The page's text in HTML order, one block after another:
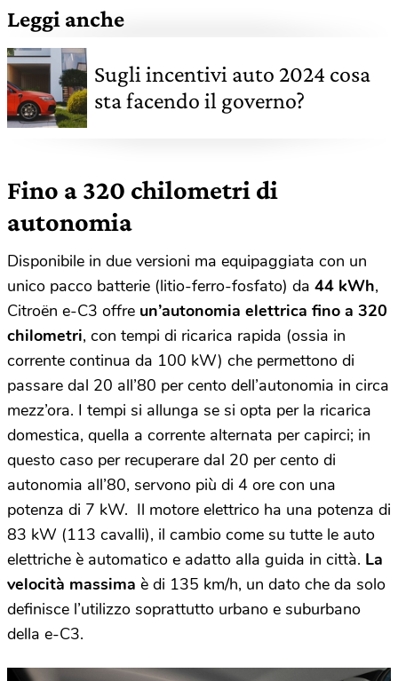
Leggi anche
Sugli incentivi auto 2024 cosa
sta facendo il governo?
Fino a 320 chilometri di
autonomia
Disponibile in due versioni ma equipaggiata con un
unico pacco batterie (litio-ferro-fosfato) da 44 kWh,
Citroën e-C3 offre un’autonomia elettrica fino a 320
chilometri, con tempi di ricarica rapida (ossia in
corrente continua da 100 kW) che permettono di
passare dal 20 all’80 per cento dell’autonomia in circa
mezz’ora. I tempi si allunga se si opta per la ricarica
domestica, quella a corrente alternata per capirci; in
questo caso per recuperare dal 20 per cento di
autonomia all’80, servono più di 4 ore con una
potenza di 7 kW. Il motore elettrico ha una potenza di
83 kW (113 cavalli), il cambio come su tutte le auto
elettriche è automatico e adatto alla guida in città. La
velocità massima è di 135 km/h, un dato che da solo
definisce l’utilizzo soprattutto urbano e suburbano
della e-C3.